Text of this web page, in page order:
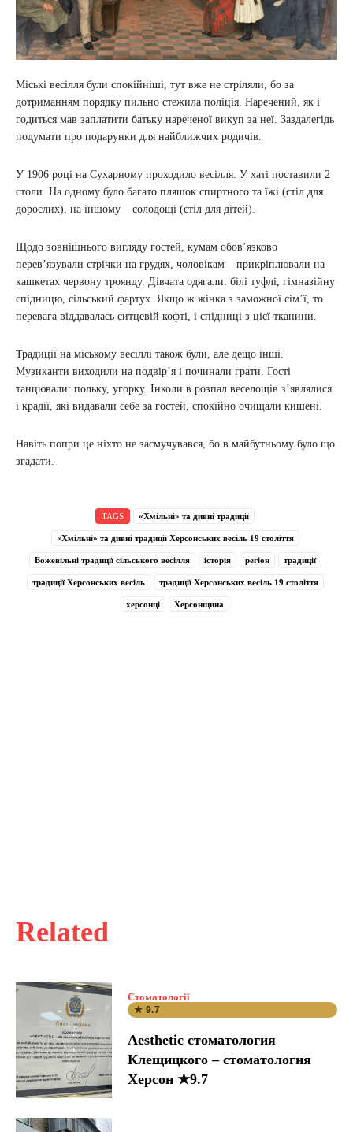
Related
Стоматології
★ 9.7
Aesthetic стоматология
Клещицкого – стоматология
Херсон ★9.7
Міські весілля були спокійніші, тут вже не стріляли, бо за
дотриманням порядку пильно стежила поліція. Наречений, як і
годиться мав заплатити батьку нареченої викуп за неї. Заздалегідь
подумати про подарунки для найближчих родичів.
У 1906 році на Сухарному проходило весілля. У хаті поставили 2
столи. На одному було багато пляшок спиртного та їжі (стіл для
дорослих), на іншому – солодощі (стіл для дітей).
Щодо зовнішнього вигляду гостей, кумам обов’язково
перев’язували стрічки на грудях, чоловікам – прикріплювали на
кашкетах червону троянду. Дівчата одягали: білі туфлі, гімназійну
спідницю, сільський фартух. Якщо ж жінка з заможної сім’ї, то
перевага віддавалась ситцевій кофті, і спідниці з цієї тканини.
Традиції на міському весіллі також були, але дещо інші.
Музиканти виходили на подвір’я і починали грати. Гості
танцювали: польку, угорку. Інколи в розпал веселощів з’являлися
і крадії, які видавали себе за гостей, спокійно очищали кишені.
Навіть попри це ніхто не засмучувався, бо в майбутньому було що
згадати.
TAGS «Хмільні» та дивні традиції
«Хмільні» та дивні традиції Херсонських весіль 19 століття
Божевільні традиції сільського весілля історія регіон традиції
традиції Херсонських весіль традиції Херсонських весіль 19 століття
херсонці Херсонщина